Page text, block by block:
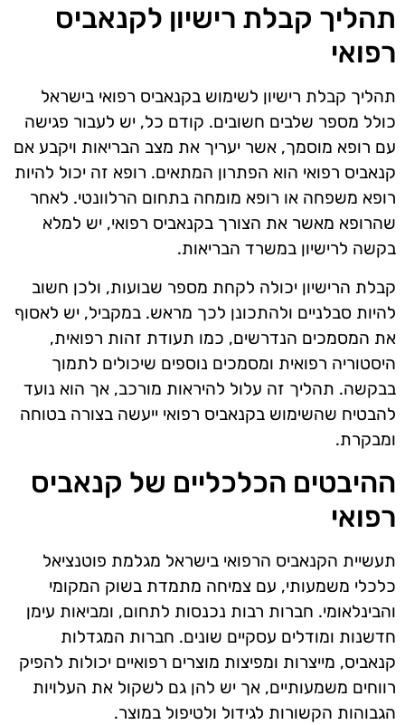
תהליך קבלת רישיון לקנאביס
רפואי
תהליך קבלת רישיון לשימוש בקנאביס רפואי בישראל
כולל מספר שלבים חשובים. קודם כל, יש לעבור פגישה
עם רופא מוסמך, אשר יעריך את מצב הבריאות ויקבע אם
קנאביס רפואי הוא הפתרון המתאים. רופא זה יכול להיות
רופא משפחה או רופא מומחה בתחום הרלוונטי. לאחר
שהרופא מאשר את הצורך בקנאביס רפואי, יש למלא
בקשה לרישיון במשרד הבריאות.
קבלת הרישיון יכולה לקחת מספר שבועות, ולכן חשוב
להיות סבלניים ולהתכונן לכך מראש. במקביל, יש לאסוף
את המסמכים הנדרשים, כמו תעודת זהות רפואית,
היסטוריה רפואית ומסמכים נוספים שיכולים לתמוך
בבקשה. תהליך זה עלול להיראות מורכב, אך הוא נועד
להבטיח שהשימוש בקנאביס רפואי ייעשה בצורה בטוחה
ומבקרת.
ההיבטים הכלכליים של קנאביס
רפואי
תעשיית הקנאביס הרפואי בישראל מגלמת פוטנציאל
כלכלי משמעותי, עם צמיחה מתמדת בשוק המקומי
והבינלאומי. חברות רבות נכנסות לתחום, ומביאות עימן
חדשנות ומודלים עסקיים שונים. חברות המגדלות
קנאביס, מייצרות ומפיצות מוצרים רפואיים יכולות להפיק
רווחים משמעותיים, אך יש להן גם לשקול את העלויות
הגבוהות הקשורות לגידול ולטיפול במוצר.